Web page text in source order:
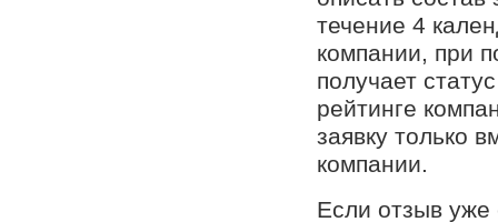
течение 4
компании, при
получает
рейтинге
заявку только
компании.
Если отзыв уже